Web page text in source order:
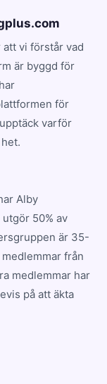
vi förstår vad
är byggd för
för
varför
Alby
50% av
är 35-
från
medlemmar har
på att äkta